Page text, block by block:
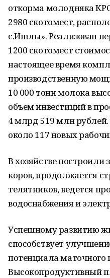
откорма молодняка
2980 скотомест,
с.Ишлы». Реализован
1200 скотомест
настоящее время
производственную
10 000 тонн молока
объем инвестиций в
4 млрд 519 млн рублей.
около 117 новых
В хозяйстве построили
коров, продолжается
телятников, ведется
водоснабжения и
Успешному развитию
способствует
потенциала маточного
Высокопродуктивный